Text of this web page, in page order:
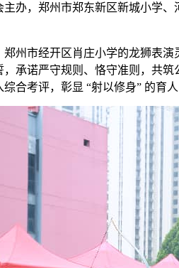
办，郑州市郑东新区新城小学
州市经开区肖庄小学的龙狮表
承诺严守规则、恪守准则，共
合考评，彰显 “射以修身” 的育人